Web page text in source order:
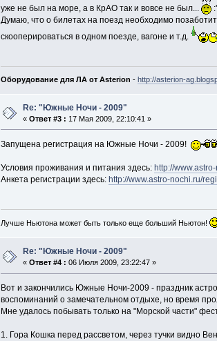
уже не был на море, а в КрАО так и вовсе не был...
Думаю, что о билетах на поезд необходимо
скооперироваться в одном поезде, вагоне и т.д.
Оборудование для ЛА от Asterion - http://asterion-
Re: "Южные Ночи - 2009"
«Ответ #3 : 17 Мая 2009, 22:10:41 »
Запущена регистрация на Южные Ночи - 2009!
Условия проживания и питания здесь: http://
Анкета регистрации здесь: http://www.astro-nochi.ru/
Лучше Ньютона может быть только еще больший Ньютон!
Re: "Южные Ночи - 2009"
«Ответ #4 : 06 Июля 2009, 23:22:47 »
Вот и закончились Южные Ночи-2009 - праздник
воспоминаний о замечательном отдыхе, но время
Мне удалось побывать только на "Морской части"
1. Гора Кошка перед рассветом, через тучки видно